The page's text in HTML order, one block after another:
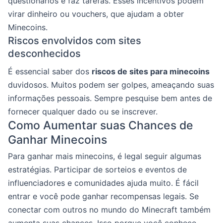
virar dinheiro ou vouchers, que ajudam a obter
Minecoins.
Riscos envolvidos com sites
desconhecidos
É essencial saber dos riscos de sites para minecoins
duvidosos. Muitos podem ser golpes, ameaçando suas
informações pessoais. Sempre pesquise bem antes de
fornecer qualquer dado ou se inscrever.
Como Aumentar suas Chances de
Ganhar Minecoins
Para ganhar mais minecoins, é legal seguir algumas
estratégias. Participar de sorteios e eventos de
influenciadores e comunidades ajuda muito. É fácil
entrar e você pode ganhar recompensas legais. Se
conectar com outros no mundo do Minecraft também